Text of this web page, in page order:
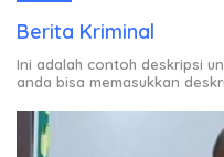
Berita Kriminal
Ini adalah contoh deskripsi
anda bisa memasukkan